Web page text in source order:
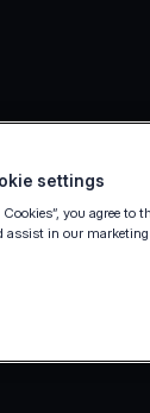
settings
you agree to
assist in our